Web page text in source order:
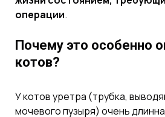
операции.
Почему это особенно
котов?
У котов уретра (трубка,
мочевого пузыря) очень